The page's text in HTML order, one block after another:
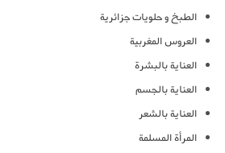
الطبخ و حلويات جزائرية
العروس المغربية
العناية بالبشرة
العناية بالجسم
العناية بالشعر
المرأة المسلمة